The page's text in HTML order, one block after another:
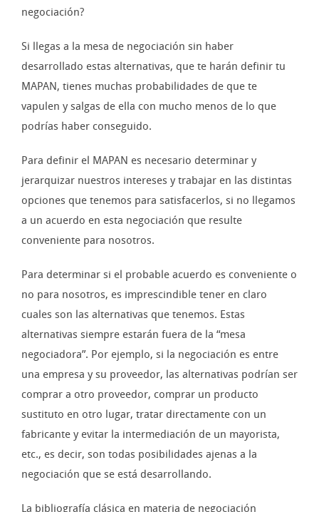
negociación?
Si llegas a la mesa de negociación sin haber
desarrollado estas alternativas, que te harán definir tu
MAPAN, tienes muchas probabilidades de que te
vapulen y salgas de ella con mucho menos de lo que
podrías haber conseguido.
Para definir el MAPAN es necesario determinar y
jerarquizar nuestros intereses y trabajar en las distintas
opciones que tenemos para satisfacerlos, si no llegamos
a un acuerdo en esta negociación que resulte
conveniente para nosotros.
Para determinar si el probable acuerdo es conveniente o
no para nosotros, es imprescindible tener en claro
cuales son las alternativas que tenemos. Estas
alternativas siempre estarán fuera de la “mesa
negociadora”. Por ejemplo, si la negociación es entre
una empresa y su proveedor, las alternativas podrían ser
comprar a otro proveedor, comprar un producto
sustituto en otro lugar, tratar directamente con un
fabricante y evitar la intermediación de un mayorista,
etc., es decir, son todas posibilidades ajenas a la
negociación que se está desarrollando.
La bibliografía clásica en materia de negociación